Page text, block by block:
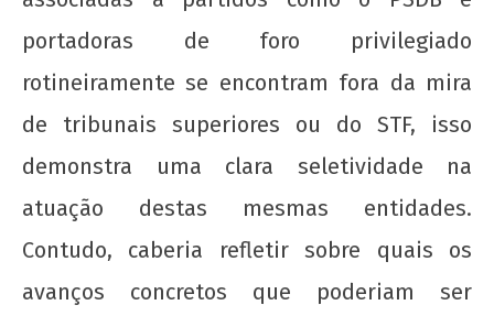
fevereiro
de 2019
wp-
admin
portadoras de foro privilegiado
rotineiramente se encontram fora da mira
de tribunais superiores ou do STF, isso
demonstra uma clara seletividade na
atuação destas mesmas entidades.
Contudo, caberia refletir sobre quais os
avanços concretos que poderiam ser